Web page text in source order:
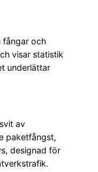
fångar och
visar statistik
underlättar
av
paketfångst,
designad för